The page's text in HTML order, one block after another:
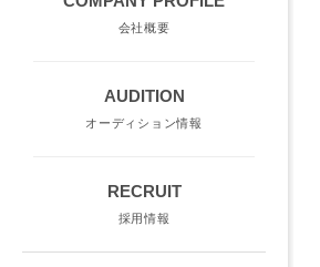
会社概要
AUDITION
オーディション情報
RECRUIT
採用情報